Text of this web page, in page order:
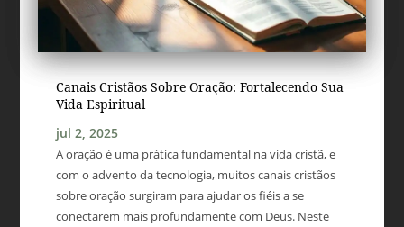
Canais Cristãos Sobre Oração: Fortalecendo Sua
Vida Espiritual
jul 2, 2025
A oração é uma prática fundamental na vida cristã, e
com o advento da tecnologia, muitos canais cristãos
sobre oração surgiram para ajudar os fiéis a se
conectarem mais profundamente com Deus. Neste